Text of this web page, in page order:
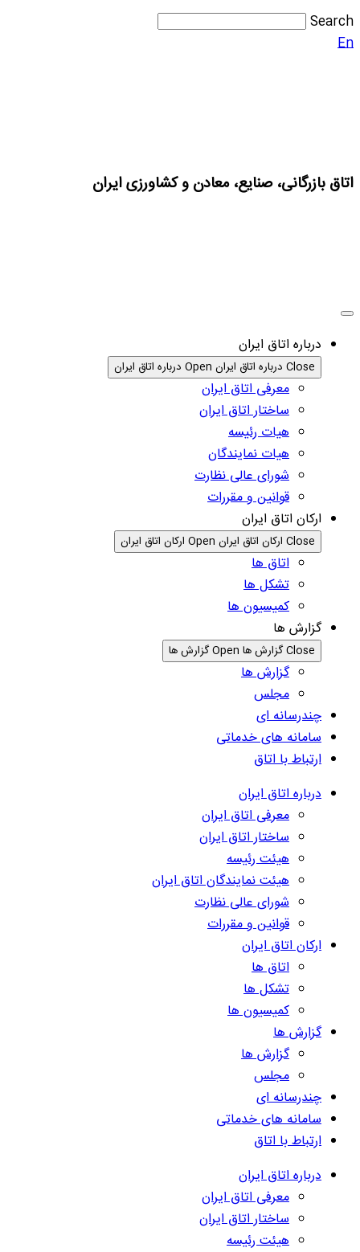
Search
En
اتاق بازرگانی، صنایع، معادن و کشاورزی ایران
درباره اتاق ایران
Close درباره اتاق ایران Open درباره اتاق ایران
معرفی اتاق ایران
ساختار اتاق ایران
هیات رئیسه
هیات نمایندگان
شورای عالی نظارت
قوانین و مقررات
ارکان اتاق ایران
Close ارکان اتاق ایران Open ارکان اتاق ایران
اتاق ها
تشکل ها
کمیسیون ها
گزارش ها
Close گزارش ها Open گزارش ها
گزارش ها
مجلس
چندرسانه ای
سامانه های خدماتی
ارتباط با اتاق
درباره اتاق ایران
معرفی اتاق ایران
ساختار اتاق ایران
هیئت رئیسه
هیئت نمایندگان اتاق ایران
شورای عالی نظارت
قوانین و مقررات
ارکان اتاق ایران
اتاق ها
تشکل ها
کمیسیون ها
گزارش ها
گزارش ها
مجلس
چندرسانه ای
سامانه های خدماتی
ارتباط با اتاق
درباره اتاق ایران
معرفی اتاق ایران
ساختار اتاق ایران
هیئت رئیسه